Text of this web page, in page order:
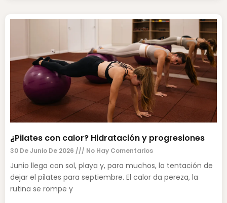
¿Pilates con calor? Hidratación y progresiones
30 De Junio De 2026 No Hay Comentarios
Junio llega con sol, playa y, para muchos, la tentación de
dejar el pilates para septiembre. El calor da pereza, la
rutina se rompe y